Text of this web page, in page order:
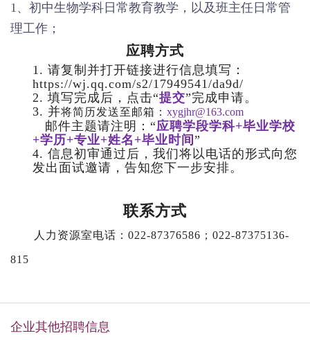
1、初中生物学科日常教育教学，以及班主任日常管
理工作；
应聘方式
1. 请复制并打开链接进行信息填写：
https://wj.qq.com/s2/17949541/da9d/
2. 填写完成后，点击“提交”完成申请。
3. 并将简历发送至邮箱： xygjhr@163.com
邮件主题请注明：“应聘学段学科+毕业学校
+学历+专业+姓名+毕业时间 ”
4. 信息初审通过后，我们将以电话的形式向您
发出面试邀请，告知您下一步安排。
联系方式
人力资源室电话：022-87376586；022-87375136-
815
企业其他招聘信息